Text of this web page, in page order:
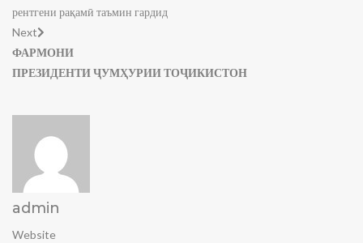
рентгени рақамӣ таъмин гардид
Next
ФАРМОНИ
ПРЕЗИДЕНТИ ҶУМҲУРИИ ТОҶИКИСТОН
admin
Website